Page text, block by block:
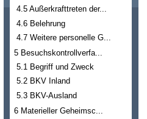
4.5 Außerkrafttreten der...
4.6 Belehrung
4.7 Weitere personelle G...
5 Besuchskontrollverfa...
5.1 Begriff und Zweck
5.2 BKV Inland
5.3 BKV-Ausland
6 Materieller Geheimsc...